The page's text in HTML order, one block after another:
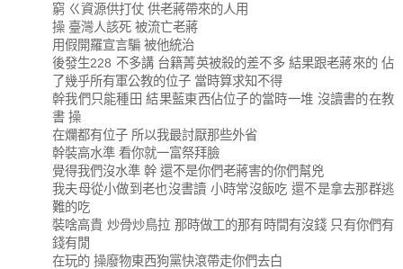
窮 ㄍ資源供打仗 供老蔣帶來的人用
操 臺灣人該死 被流亡老蔣
用假開羅宣言騙 被他統治
後發生228 不多講 台籍菁英被殺的差不多 結果跟老蔣來的 佔
了幾乎所有軍公教的位子 當時算求知不得
幹我們只能種田 結果藍東西佔位子的當時一堆 沒讀書的在教
書 操
在爛都有位子 所以我最討厭那些外省
幹裝高水準 看你就一富祭拜臉
覺得我們沒水準 幹 還不是你們老蔣害的你們幫兇
我夫母從小做到老也沒書讀 小時常沒飯吃 還不是拿去那群逃
難的吃
裝啥高貴 炒骨炒鳥拉 那時做工的那有時間有沒錢 只有你們有
錢有閒
在玩的 操廢物東西狗黨快滾帶走你們去白